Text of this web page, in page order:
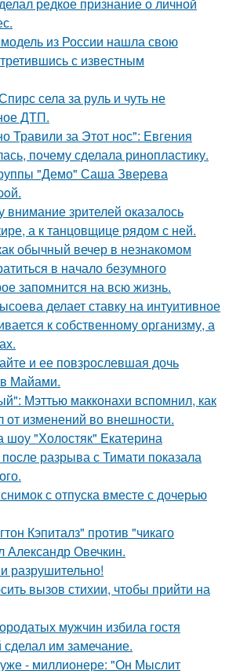
из России нашла свою
с известным
села за руль и чуть не
ДТП.
Травили за Этот нос": Евгения
почему сделала ринопластику.
"Демо" Саша Зверева
зрителей оказалось
а к танцовщице рядом с ней.
обычный вечер в незнакомом
в начало безумного
запомнится на всю жизнь.
делает ставку на интуитивное
к собственному организму, а
и ее повзрослевшая дочь
Майами.
Мэттью макконахи вспомнил, как
от изменений во внешности.
шоу "Холостяк" Екатерина
разрыва с Тимати показала
с отпуска вместе с дочерью
Кэпиталз" против "чикаго
Александр Овечкин.
разрушительно!
вызов стихии, чтобы прийти на
мужчин избила гостя
им замечание.
- миллионере: "Он Мыслит